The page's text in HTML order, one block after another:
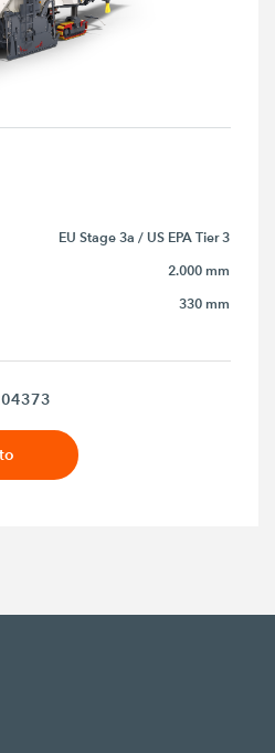
EU Stage 3a / US EPA Tier 3
2.000 mm
330 mm